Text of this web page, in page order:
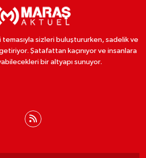
sizleri buluştururken, sadelik ve
Şatafattan kaçınıyor ve insanlara
bir altyapı sunuyor.